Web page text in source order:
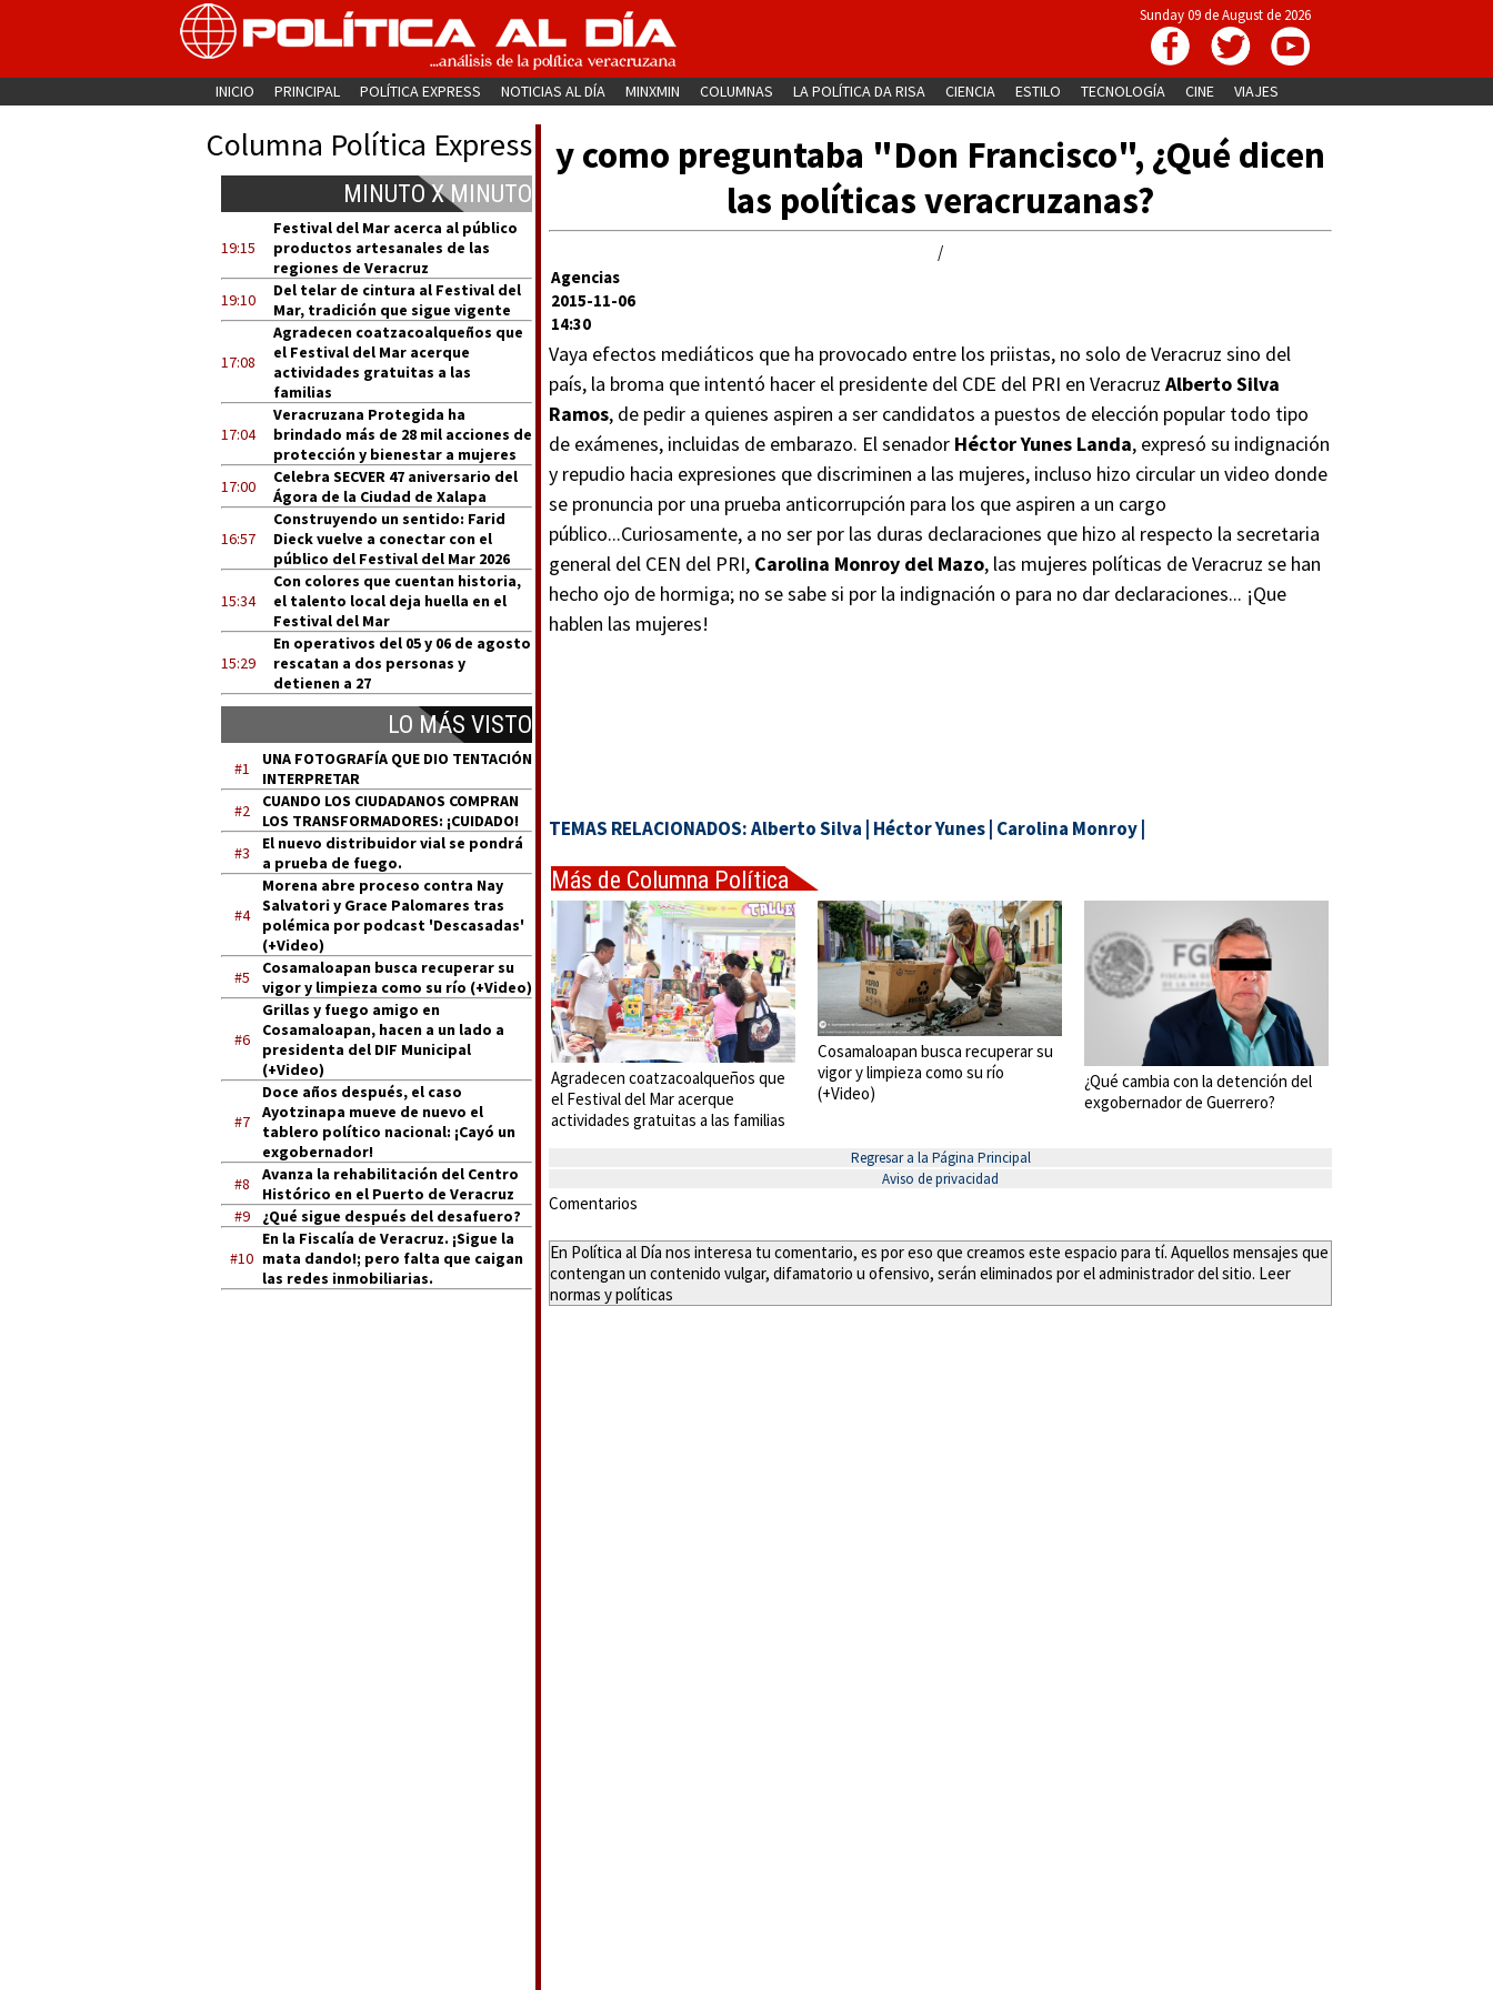
Sunday 09 de August de 2026
INICIO PRINCIPAL POLÍTICA EXPRESS NOTICIAS AL DÍA MINXMIN COLUMNAS LA POLÍTICA DA RISA CIENCIA ESTILO TECNOLOGÍA CINE VIAJES
Columna Política Express
MINUTO X MINUTO
19:15
Festival del Mar acerca al público
productos artesanales de las
regiones de Veracruz
19:10
Del telar de cintura al Festival del
Mar, tradición que sigue vigente
17:08
Agradecen coatzacoalqueños que
el Festival del Mar acerque
actividades gratuitas a las
familias
17:04
Veracruzana Protegida ha
brindado más de 28 mil acciones de
protección y bienestar a mujeres
17:00
Celebra SECVER 47 aniversario del
Ágora de la Ciudad de Xalapa
16:57
Construyendo un sentido: Farid
Dieck vuelve a conectar con el
público del Festival del Mar 2026
15:34
Con colores que cuentan historia,
el talento local deja huella en el
Festival del Mar
15:29
En operativos del 05 y 06 de agosto
rescatan a dos personas y
detienen a 27
LO MÁS VISTO
#1
UNA FOTOGRAFÍA QUE DIO TENTACIÓN
INTERPRETAR
#2
CUANDO LOS CIUDADANOS COMPRAN
LOS TRANSFORMADORES: ¡CUIDADO!
#3
El nuevo distribuidor vial se pondrá
a prueba de fuego.
#4
Morena abre proceso contra Nay
Salvatori y Grace Palomares tras
polémica por podcast 'Descasadas'
(+Video)
#5
Cosamaloapan busca recuperar su
vigor y limpieza como su río (+Video)
#6
Grillas y fuego amigo en
Cosamaloapan, hacen a un lado a
presidenta del DIF Municipal
(+Video)
#7
Doce años después, el caso
Ayotzinapa mueve de nuevo el
tablero político nacional: ¡Cayó un
exgobernador!
#8
Avanza la rehabilitación del Centro
Histórico en el Puerto de Veracruz
#9
¿Qué sigue después del desafuero?
#10
En la Fiscalía de Veracruz. ¡Sigue la
mata dando!; pero falta que caigan
las redes inmobiliarias.
y como preguntaba "Don Francisco", ¿Qué dicen
las políticas veracruzanas?
/
Agencias
2015-11-06
14:30
Vaya efectos mediáticos que ha provocado entre los priistas, no solo de Veracruz sino del
país, la broma que intentó hacer el presidente del CDE del PRI en Veracruz Alberto Silva
Ramos, de pedir a quienes aspiren a ser candidatos a puestos de elección popular todo tipo
de exámenes, incluidas de embarazo. El senador Héctor Yunes Landa, expresó su indignación
y repudio hacia expresiones que discriminen a las mujeres, incluso hizo circular un video donde
se pronuncia por una prueba anticorrupción para los que aspiren a un cargo
público...Curiosamente, a no ser por las duras declaraciones que hizo al respecto la secretaria
general del CEN del PRI, Carolina Monroy del Mazo, las mujeres políticas de Veracruz se han
hecho ojo de hormiga; no se sabe si por la indignación o para no dar declaraciones... ¡Que
hablen las mujeres!
TEMAS RELACIONADOS:Alberto Silva Héctor Yunes Carolina Monroy
Más de Columna Política
Express
Agradecen coatzacoalqueños que
el Festival del Mar acerque
actividades gratuitas a las familias
Cosamaloapan busca recuperar su
vigor y limpieza como su río
(+Video)
¿Qué cambia con la detención del
exgobernador de Guerrero?
Regresar a la Página Principal
Aviso de privacidad
Comentarios
En Política al Día nos interesa tu comentario, es por eso que creamos este espacio para tí. Aquellos mensajes que
contengan un contenido vulgar, difamatorio u ofensivo, serán eliminados por el administrador del sitio. Leer
normas y políticas